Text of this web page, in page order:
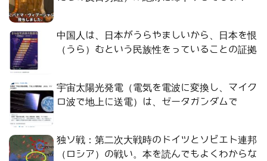
中国人は、日本がうらやましいから、日本を恨
（うら）むという民族性をっていることの証拠
宇宙太陽光発電（電気を電波に変換し、マイク
ロ波で地上に送電）は、ゼータガンダムで
独ソ戦：第二次大戦時のドイツとソビエト連邦
（ロシア）の戦い。本を読んでもよくわからな